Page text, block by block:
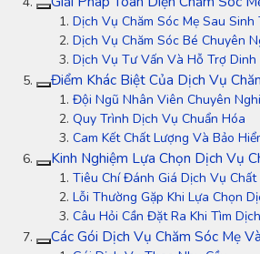
Dịch Vụ Chăm Sóc Mẹ Sau Sinh
Dịch Vụ Chăm Sóc Bé Chuyên
Dịch Vụ Tư Vấn Và Hỗ Trợ Dinh
Điểm Khác Biệt Của Dịch Vụ
Đội Ngũ Nhân Viên Chuyên
Quy Trình Dịch Vụ Chuẩn Hóa
Cam Kết Chất Lượng Và Bảo
Kinh Nghiệm Lựa Chọn Dịch Vụ
Tiêu Chí Đánh Giá Dịch Vụ Chất
Lỗi Thường Gặp Khi Lựa Chọn
Câu Hỏi Cần Đặt Ra Khi Tìm
Các Gói Dịch Vụ Chăm Sóc Mẹ